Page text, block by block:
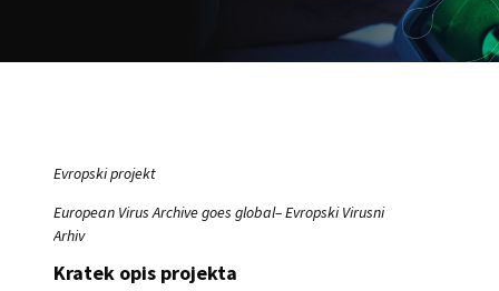
Evropski projekt
European Virus Archive goes global– Evropski Virusni
Arhiv
Kratek opis projekta